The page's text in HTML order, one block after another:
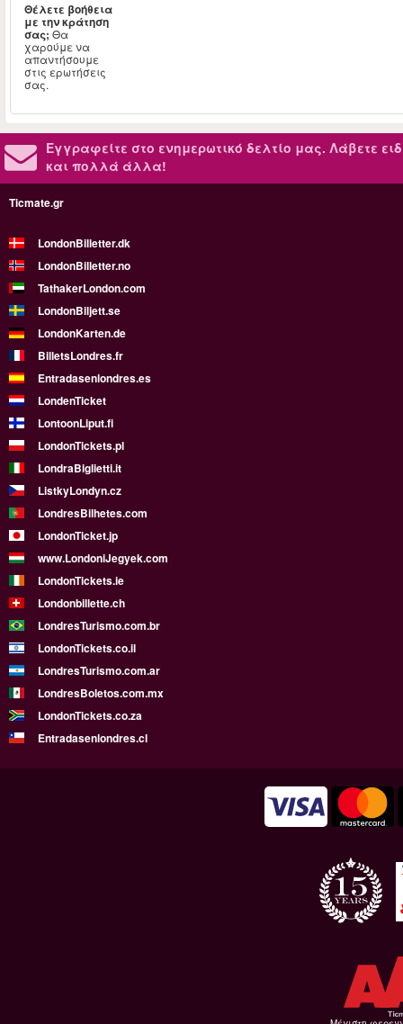
Θέλετε βοήθεια
με την κράτηση
σας; Θα
χαρούμε να
απαντήσουμε
στις ερωτήσεις
σας.
Εγγραφείτε στο ενημερωτικό δελτίο μας. Λάβετε
και πολλά άλλα!
Ticmate.gr
LondonBilletter.dk
LondonBilletter.no
TathakerLondon.com
LondonBiljett.se
LondonKarten.de
BilletsLondres.fr
Entradasenlondres.es
LondenTicket
LontoonLiput.fi
LondonTickets.pl
LondraBiglietti.it
ListkyLondyn.cz
LondresBilhetes.com
LondonTicket.jp
www.LondoniJegyek.com
LondonTickets.ie
Londonbillette.ch
LondresTurismo.com.br
LondonTickets.co.il
LondresTurismo.com.ar
LondresBoletos.com.mx
LondonTickets.co.za
Entradasenlondres.cl